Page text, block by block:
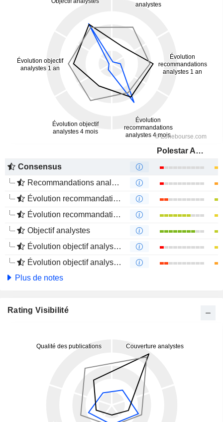
Polestar Automotive Holding UK PLC
Consensus
Recommandations analystes
Évolution recommandations analystes 1 an
Évolution recommandations analystes 4 mois
Objectif analystes
Évolution objectif analystes 1 an
Évolution objectif analystes 4 mois
Plus de notes
Rating Visibilité